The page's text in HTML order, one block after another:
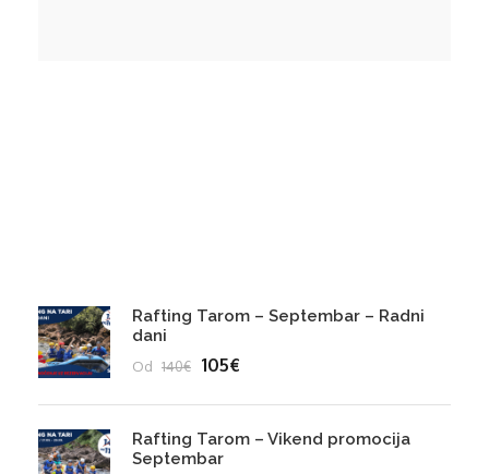
Rafting Tarom – Septembar – Radni
dani
Od 140€ 105€
Rafting Tarom – Vikend promocija
Septembar